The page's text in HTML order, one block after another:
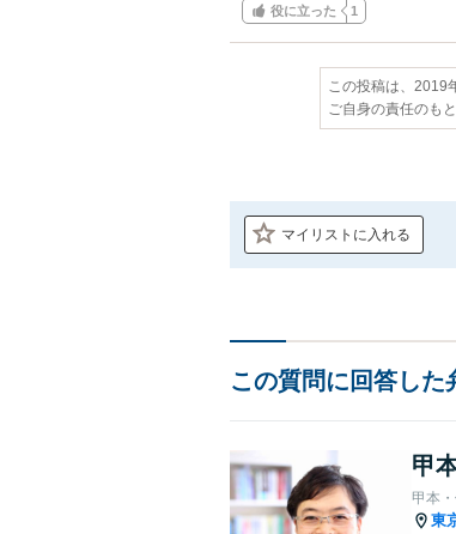
役に立った 1
この投稿は、2019
ご自身の責任のも
マイリストに入れる
この質問に回答した
甲
甲本
東